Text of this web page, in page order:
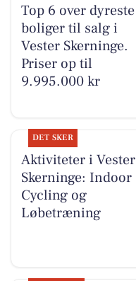
Top 6 over dyreste
boliger til salg i
Vester Skerninge.
Priser op til
9.995.000 kr
DET SKER
Aktiviteter i Vester
Skerninge: Indoor
Cycling og
Løbetræning